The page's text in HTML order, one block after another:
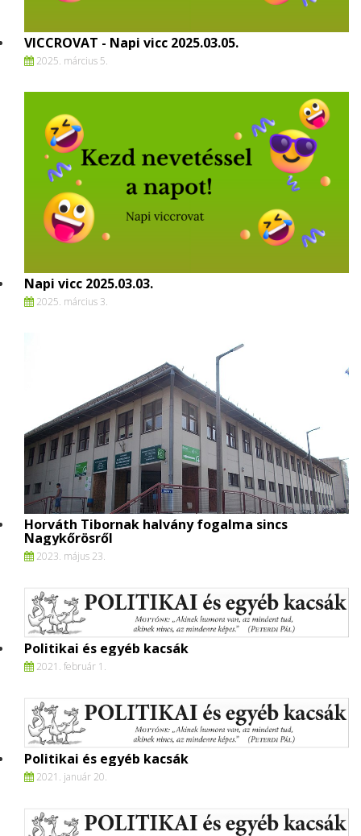
VICCROVAT - Napi vicc 2025.03.05.
2025. március 5.
Napi vicc 2025.03.03.
2025. március 3.
Horváth Tibornak halvány fogalma sincs
Nagykőrösről
2023. május 23.
Politikai és egyéb kacsák
2021. február 1.
Politikai és egyéb kacsák
2021. január 20.